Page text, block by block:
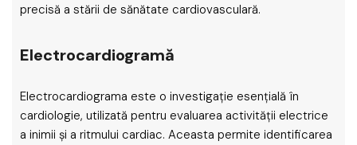
precisă a stării de sănătate cardiovasculară.
Electrocardiogramă
Electrocardiograma este o investigație esențială în
cardiologie, utilizată pentru evaluarea activității electrice
a inimii și a ritmului cardiac. Aceasta permite identificarea